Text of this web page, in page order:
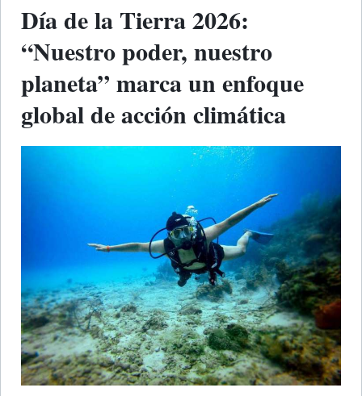
Día de la Tierra 2026:
“Nuestro poder, nuestro
planeta” marca un enfoque
global de acción climática